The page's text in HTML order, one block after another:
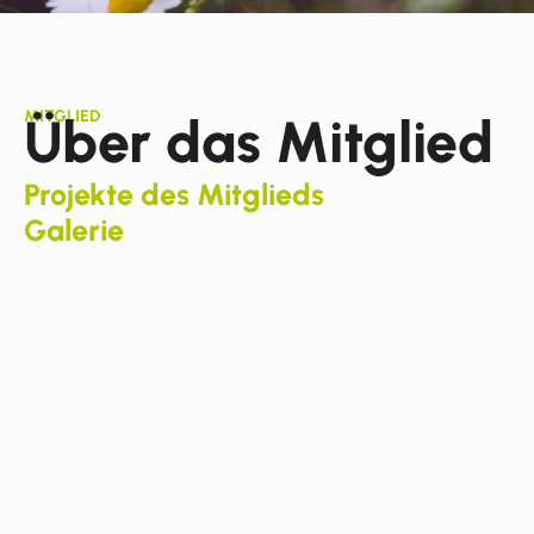
MITGLIED
Über das Mitglied
Projekte des Mitglieds
Galerie